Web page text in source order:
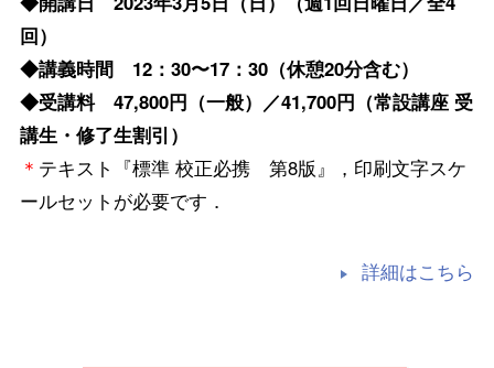
回）
◆講義時間 12：30〜17：30（休憩20分含む）
◆受講料 47,800円（一般）／41,700円（常設講座 受
講生・修了生割引）
＊ テキスト『標準 校正必携 第8版』，印刷文字スケ
ールセットが必要です．
詳細はこちら